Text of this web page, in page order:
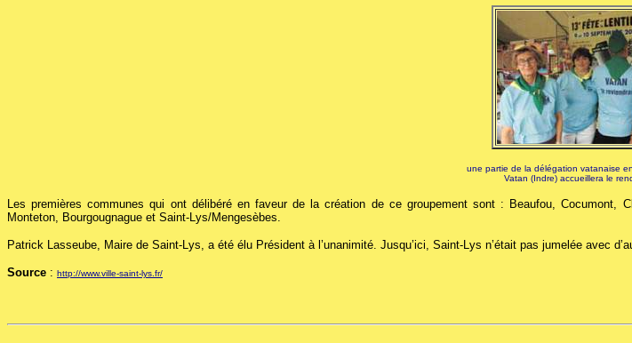
une partie de la délégation vatanaise
Vatan (Indre) accueillera le
Les premières communes qui ont délibéré en faveur de la création de ce groupement sont : Beaufou, Cocumont,
Monteton, Bourgougnague et Saint-Lys/Mengesèbes.
Patrick Lasseube, Maire de Saint-Lys, a été élu Président à l’unanimité. Jusqu’ici, Saint-Lys n’était pas jumelée avec
Source : http://www.ville-saint-lys.fr/